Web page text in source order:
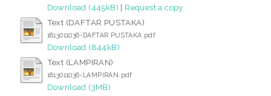
Download (445kB) | Request a copy
Text (DAFTAR PUSTAKA)
1813011036-DAFTAR PUSTAKA.pdf
Download (844kB)
Text (LAMPIRAN)
1813011036-LAMPIRAN.pdf
Download (3MB)